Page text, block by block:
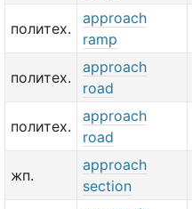
политех.
approach
ramp
политех.
approach
road
политех.
approach
road
жп.
approach
section